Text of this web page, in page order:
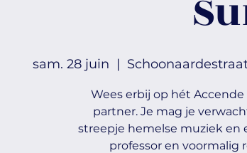
sam. 28 juin
  |
Wees erbij op hét
partner. Je mag je
streepje hemelse muziek en
professor en voormalig